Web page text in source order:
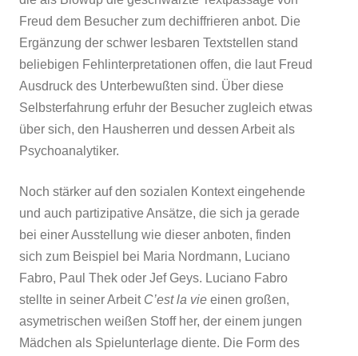
Freud dem Besucher zum dechiffrieren anbot. Die
Ergänzung der schwer lesbaren Textstellen stand
beliebigen Fehlinterpretationen offen, die laut Freud
Ausdruck des Unterbewußten sind. Über diese
Selbsterfahrung erfuhr der Besucher zugleich etwas
über sich, den Hausherren und dessen Arbeit als
Psychoanalytiker.
Noch stärker auf den sozialen Kontext eingehende
und auch partizipative Ansätze, die sich ja gerade
bei einer Ausstellung wie dieser anboten, finden
sich zum Beispiel bei Maria Nordmann, Luciano
Fabro, Paul Thek oder Jef Geys. Luciano Fabro
stellte in seiner Arbeit C’est la vie einen großen,
asymetrischen weißen Stoff her, der einem jungen
Mädchen als Spielunterlage diente. Die Form des